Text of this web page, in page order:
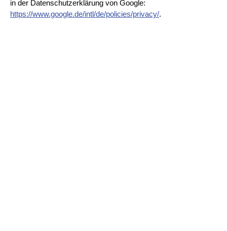
in der Datenschutzerklärung von Google:
https://www.google.de/intl/de/policies/privacy/.